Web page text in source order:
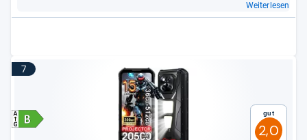
Weiterlesen
7
Gut
2,0